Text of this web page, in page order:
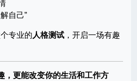
自己”
专业的 人格测试 ，开启一场有趣
，更能改变你的生活和工作方